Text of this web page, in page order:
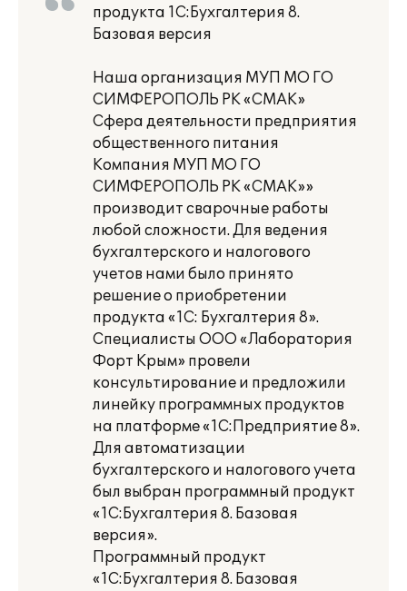
продукта 1С:Бухгалтерия 8.
Базовая версия
Наша организация МУП МО ГО
СИМФЕРОПОЛЬ РК «СМАК»
Сфера деятельности предприятия
общественного питания
Компания МУП МО ГО
СИМФЕРОПОЛЬ РК «СМАК»»
производит сварочные работы
любой сложности. Для ведения
бухгалтерского и налогового
учетов нами было принято
решение о приобретении
продукта «1С: Бухгалтерия 8».
Специалисты ООО «Лаборатория
Форт Крым» провели
консультирование и предложили
линейку программных продуктов
на платформе «1С:Предприятие 8».
Для автоматизации
бухгалтерского и налогового учета
был выбран программный продукт
«1С:Бухгалтерия 8. Базовая
версия».
Программный продукт
«1С:Бухгалтерия 8. Базовая